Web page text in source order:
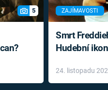
5 ZAJÍMAVOSTI
Smrt
Hudební
léky
24. listopadu